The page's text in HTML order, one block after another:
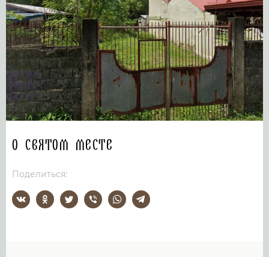
О святом месте
Поделиться: